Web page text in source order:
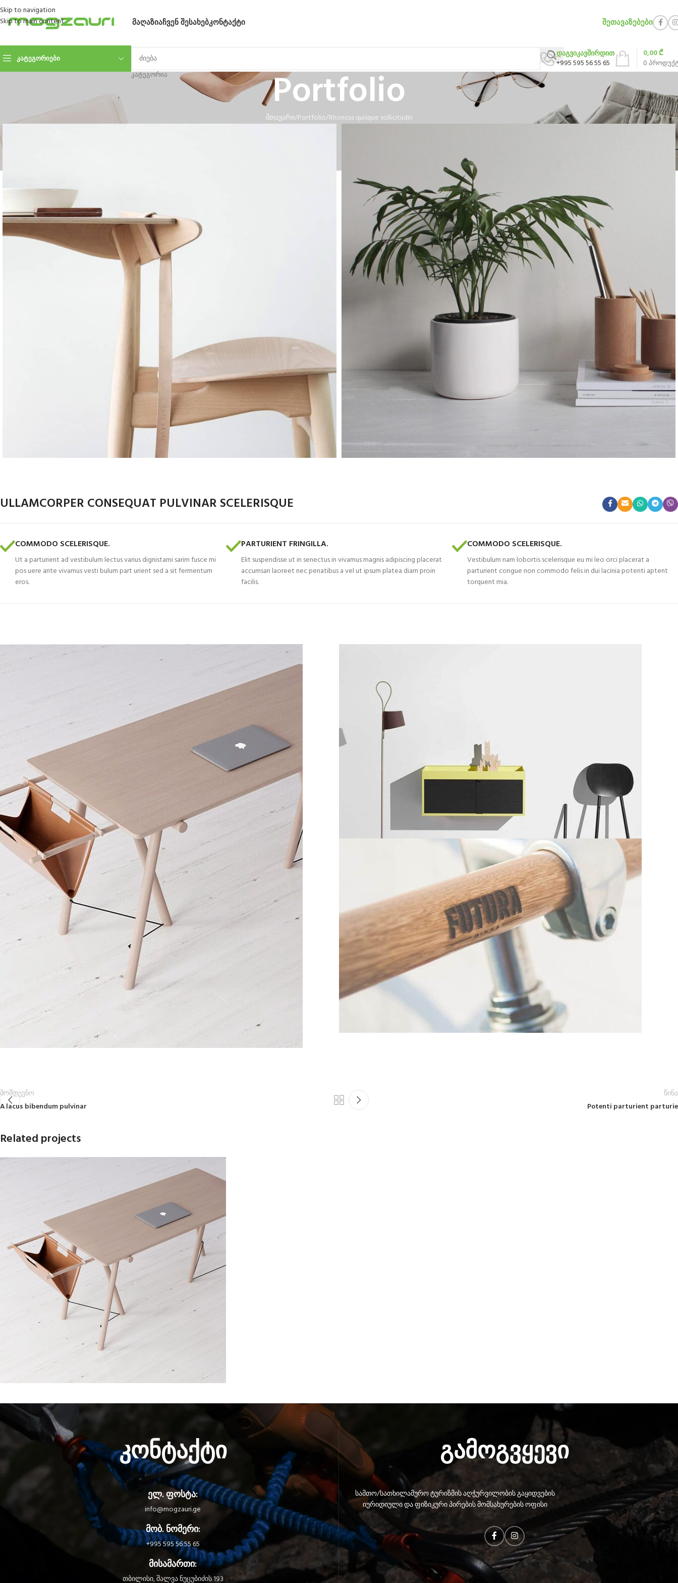
Skip to navigation
Skip to main content
ᲛᲐᲦᲐᲖᲘᲐᲩᲕᲔᲜ ᲨᲔᲡᲐᲮᲔᲑᲙᲝᲜᲢᲐᲥᲢᲘ ᲨᲔᲗᲐᲕᲐᲖᲔᲑᲔᲑᲘ
ᲙᲐᲢᲔᲒᲝᲠᲘᲔᲑᲘ
ᲙᲐᲢᲔᲒᲝᲠᲘᲐ
დაგვიკავშირდით
+995 595 56 55 65
0
0,00₾
Portfolio
მთავარი Portfolio Rhoncus quisque sollicitudin
ULLAMCORPER CONSEQUAT PULVINAR SCELERISQUE
COMMODO SCELERISQUE.
Ut a parturient ad vestibulum lectus varius dignistami sarim fusce mi
pos uere ante vivamus vesti bulum part urient sed a sit fermentum
eros.
PARTURIENT FRINGILLA.
Elit suspendisse ut in senectus in vivamus magnis adipiscing placerat
accumsan laoreet nec penatibus a vel ut ipsum platea diam proin
facilis.
COMMODO SCELERISQUE.
Vestibulum nam lobortis scelerisque eu mi leo orci placerat a
parturient congue non commodo felis in dui lacinia potenti aptent
torquent mia.
მომდევნო
A lacus bibendum pulvinar
წინა
Potenti parturient parturie
Related projects
Et vestibulum quis a suspendisse
კონტაქტი
ელ. ფოსტა:
info@mogzauri.ge
მობ. ნომერი:
+995 595 56 55 65
მისამართი:
თბილისი, შალვა ნუცუბიძის 193
გამოგვყევი
სამთო/სათხილამურო ტურიზმის აღჭურვილობის გაყიდვების
იურიდიული და ფიზიკური პირების მომსახურების ოფისი